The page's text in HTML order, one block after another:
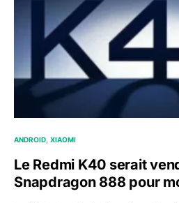
ANDROID XIAOMI
Le Redmi K40 serait
Snapdragon 888 pour